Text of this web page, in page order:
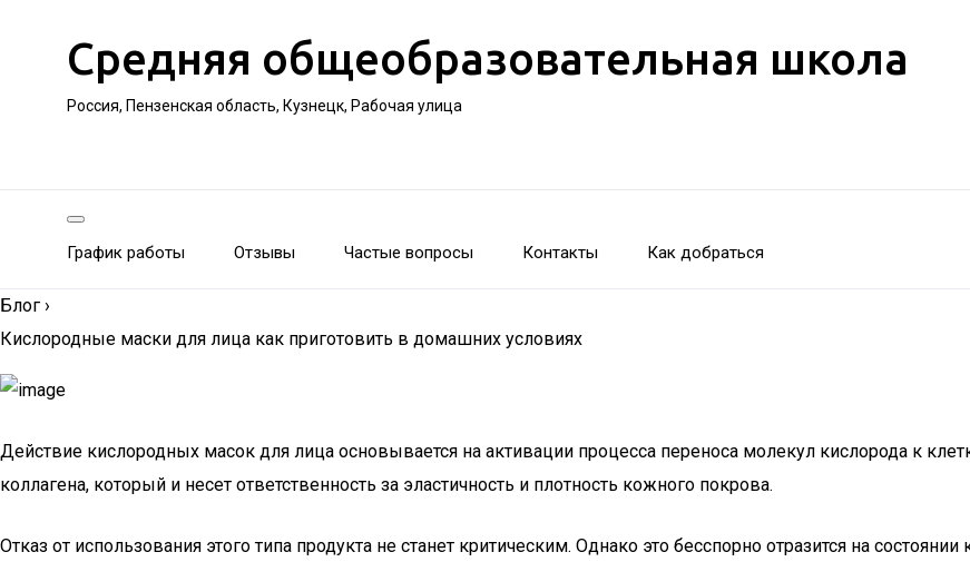
Средняя общеобразовательная школа
Россия, Пензенская область, Кузнецк, Рабочая улица
График работы Отзывы Частые вопросы Контакты Как добраться
Блог ›
Кислородные маски для лица как приготовить в домашних условиях
Действие кислородных масок для лица основывается на активации процесса переноса молекул кислорода к
коллагена, который и несет ответственность за эластичность и плотность кожного покрова.
Отказ от использования этого типа продукта не станет критическим. Однако это бесспорно отразится на